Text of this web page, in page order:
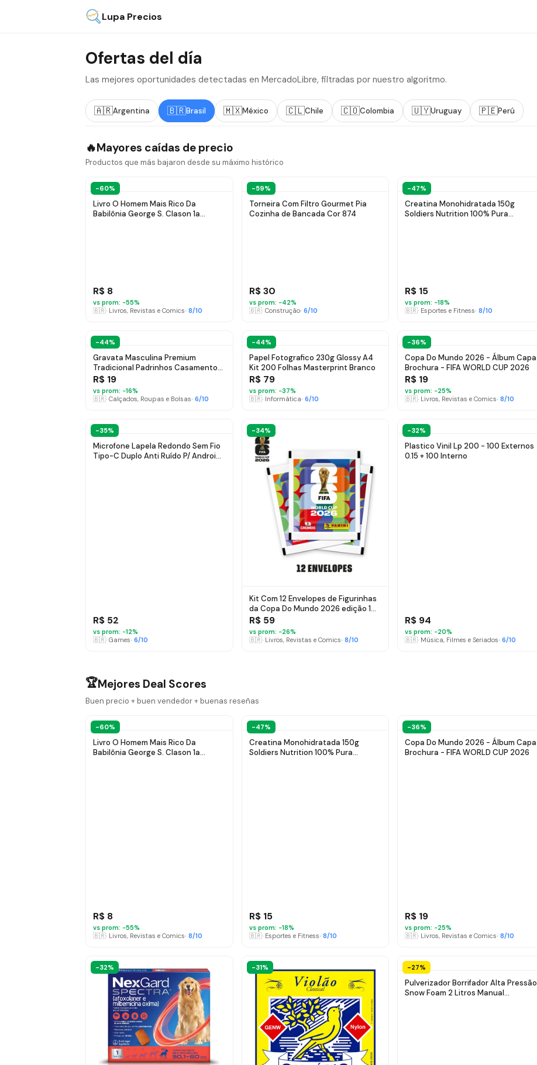
Lupa Precios
Ofertas del día
Las mejores oportunidades detectadas en MercadoLibre, filtradas por nuestro algoritmo.
🇦🇷Argentina 🇧🇷Brasil 🇲🇽México 🇨🇱Chile 🇨🇴Colombia 🇺🇾Uruguay 🇵🇪Perú
🔥Mayores caídas de precio
Productos que más bajaron desde su máximo histórico
-60%
Livro O Homem Mais Rico Da
Babilônia George S. Clason 1a
R$ 8
vs prom: −55%
🇧🇷· Livros, Revistas e Comics· 8/10
-59%
Torneira Com Filtro Gourmet Pia
Cozinha de Bancada Cor 874
R$ 30
vs prom: −42%
🇧🇷· Construção· 6/10
-47%
Creatina Monohidratada 150g
Soldiers Nutrition 100% Pura
R$ 15
vs prom: −18%
🇧🇷· Esportes e Fitness· 8/10
-44%
Gravata Masculina Premium
Tradicional Padrinhos Casamento
Noivos Semi Slim Várias Cores Azul
Petróleo
R$ 19
vs prom: −16%
🇧🇷· Calçados, Roupas e Bolsas· 6/10
-44%
Papel Fotografico 230g Glossy A4
Kit 200 Folhas Masterprint Branco
R$ 79
vs prom: −37%
🇧🇷· Informática· 6/10
-36%
Copa Do Mundo 2026 - Álbum Capa
Brochura - FIFA WORLD CUP 2026
R$ 19
vs prom: −25%
🇧🇷· Livros, Revistas e Comics· 8/10
-35%
Microfone Lapela Redondo Sem Fio
Tipo-C Duplo Anti Ruído P/ Android
R$ 52
vs prom: −12%
🇧🇷· Games· 6/10
-34%
Kit Com 12 Envelopes de Figurinhas
da Copa Do Mundo 2026 edição 1
editora Panini
R$ 59
vs prom: −26%
🇧🇷· Livros, Revistas e Comics· 8/10
-32%
Plastico Vinil Lp 200 - 100 Externos
0.15 + 100 Interno
R$ 94
vs prom: −20%
🇧🇷· Música, Filmes e Seriados· 6/10
🏆Mejores Deal Scores
Buen precio + buen vendedor + buenas reseñas
-60%
Livro O Homem Mais Rico Da
Babilônia George S. Clason 1a
R$ 8
vs prom: −55%
🇧🇷· Livros, Revistas e Comics· 8/10
-47%
Creatina Monohidratada 150g
Soldiers Nutrition 100% Pura
R$ 15
vs prom: −18%
🇧🇷· Esportes e Fitness· 8/10
-36%
Copa Do Mundo 2026 - Álbum Capa
Brochura - FIFA WORLD CUP 2026
R$ 19
vs prom: −25%
🇧🇷· Livros, Revistas e Comics· 8/10
-32% -31% -27%
Pulverizador Borrifador Alta Pressão
Snow Foam 2 Litros Manual